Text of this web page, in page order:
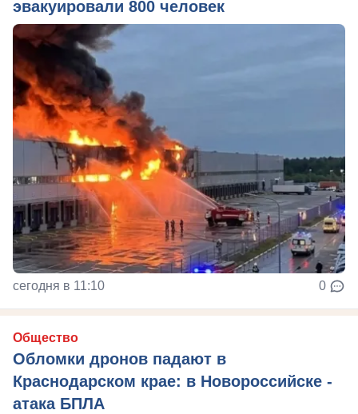
эвакуировали 800 человек
сегодня в 11:10 0
Общество
Обломки дронов падают в
Краснодарском крае: в Новороссийске -
атака БПЛА